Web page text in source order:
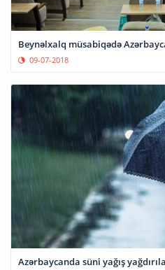
Beynəlxalq müsabiqədə
09-07-2018
Azərbaycanda süni yağış